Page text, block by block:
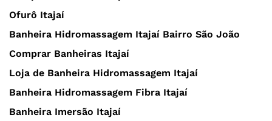
Ofurô Itajaí
Banheira Hidromassagem Itajaí Bairro São João
Comprar Banheiras Itajaí
Loja de Banheira Hidromassagem Itajaí
Banheira Hidromassagem Fibra Itajaí
Banheira Imersão Itajaí